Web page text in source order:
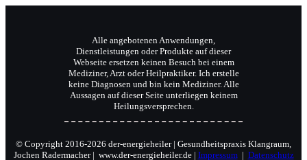
Alle angebotenen Anwendungen,
Dienstleistungen oder Produkte auf dieser
Webseite ersetzen keinen Besuch bei einem
Mediziner, Arzt oder Heilpraktiker. Ich erstelle
keine Diagnosen und bin kein Mediziner. Alle
Aussagen auf dieser Seite unterliegen keinem
Heilungsversprechen.
© Copyright 2016-2026 der-energieheiler | Gesundheitspraxis Klangraum,
Jochen Radermacher | www.der-energieheiler.de | Impressum| Datenschutz